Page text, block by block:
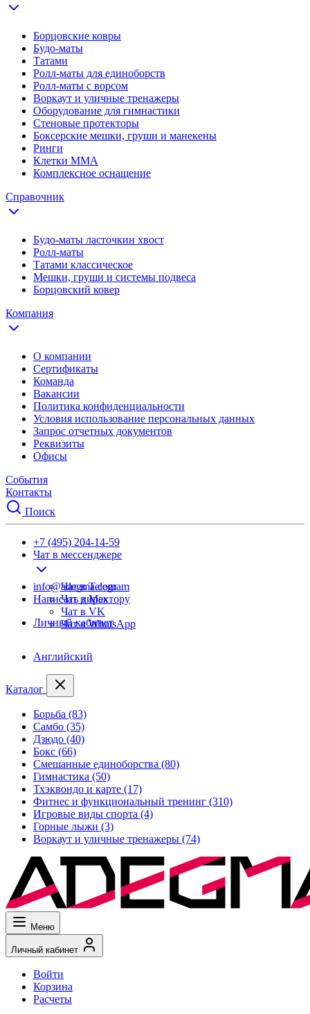
Борцовские ковры
Будо-маты
Татами
Ролл-маты для единоборств
Ролл-маты с ворсом
Воркаут и уличные тренажеры
Оборудование для гимнастики
Стеновые протекторы
Боксерские мешки, груши и манекены
Ринги
Клетки ММА
Комплексное оснащение
Справочник
Будо-маты ласточкин хвост
Ролл-маты
Татами классическое
Мешки, груши и системы подвеса
Борцовский ковер
Компания
О компании
Сертификаты
Команда
Вакансии
Политика конфиденциальности
Условия использование персональных данных
Запрос отчетных документов
Реквизиты
Офисы
События
Контакты
Поиск
+7 (495) 204-14-59
Чат в мессенджере
Чат в Telegram
Чат в Max
Чат в VK
Чат в WhatsApp
info@adegma.com
Написать директору
Личный кабинет
Английский
Каталог
Борьба (83)
Самбо (35)
Дзюдо (40)
Бокс (66)
Смешанные единоборства (80)
Гимнастика (50)
Тхэквондо и карте (17)
Фитнес и функциональный тренинг (310)
Игровые виды спорта (4)
Горные лыжи (3)
Воркаут и уличные тренажеры (74)
Меню
Личный кабинет
Войти
Корзина
Расчеты